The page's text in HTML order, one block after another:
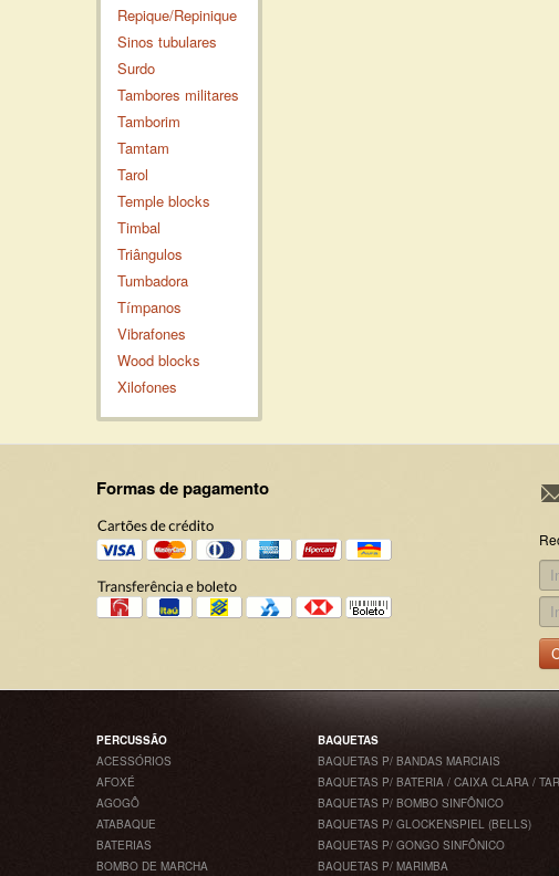
Repique/Repinique
Sinos tubulares
Surdo
Tambores militares
Tamborim
Tamtam
Tarol
Temple blocks
Timbal
Triângulos
Tumbadora
Tímpanos
Vibrafones
Wood blocks
Xilofones
Formas de pagamento
PERCUSSÃO
ACESSÓRIOS
AFOXÉ
AGOGÔ
ATABAQUE
BATERIAS
BOMBO DE MARCHA
BAQUETAS
BAQUETAS P/ BANDAS MARCIAIS
BAQUETAS P/ BATERIA / CAIXA CLARA /
BAQUETAS P/ BOMBO SINFÔNICO
BAQUETAS P/ GLOCKENSPIEL (BELLS)
BAQUETAS P/ GONGO SINFÔNICO
BAQUETAS P/ MARIMBA